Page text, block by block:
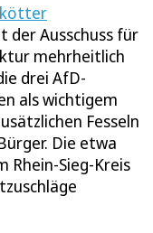
der Ausschuss für
mehrheitlich
drei AfD-
als wichtigem
Fesseln
Die etwa
Rhein-Sieg-Kreis